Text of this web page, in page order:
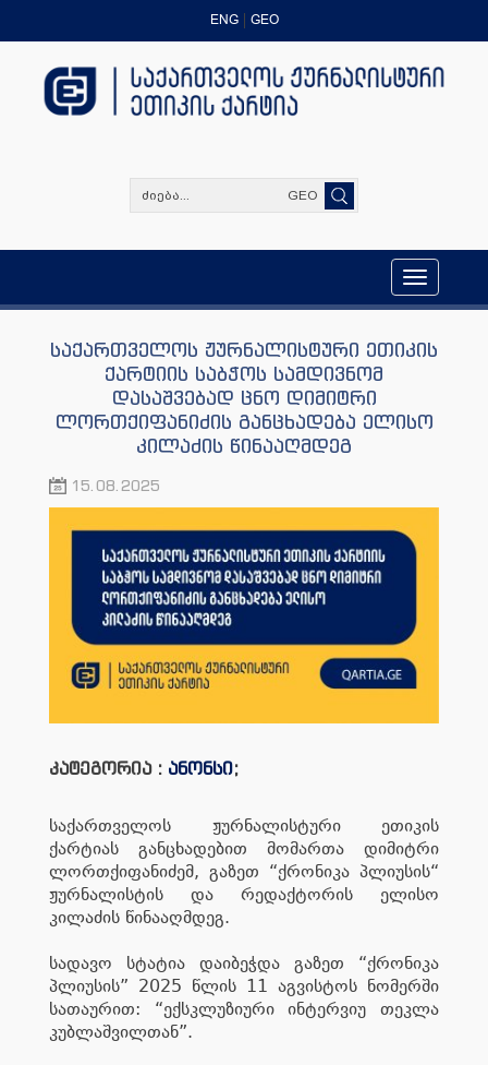
ENG GEO
GEO
Toggle
navigation
საქართველოს ჟურნალისტური ეთიკის
ქარტიის საბჭოს სამდივნომ
დასაშვებად ცნო დიმიტრი
ლორთქიფანიძის განცხადება ელისო
კილაძის წინააღმდეგ
15.08.2025
კატეგორია : ანონსი;
საქართველოს ჟურნალისტური ეთიკის
ქარტიას განცხადებით მომართა დიმიტრი
ლორთქიფანიძემ, გაზეთ “ქრონიკა პლიუსის“
ჟურნალისტის და რედაქტორის ელისო
კილაძის წინააღმდეგ.
სადავო სტატია დაიბეჭდა გაზეთ “ქრონიკა
პლიუსის” 2025 წლის 11 აგვისტოს ნომერში
სათაურით: “ექსკლუზიური ინტერვიუ თეკლა
კუბლაშვილთან”.